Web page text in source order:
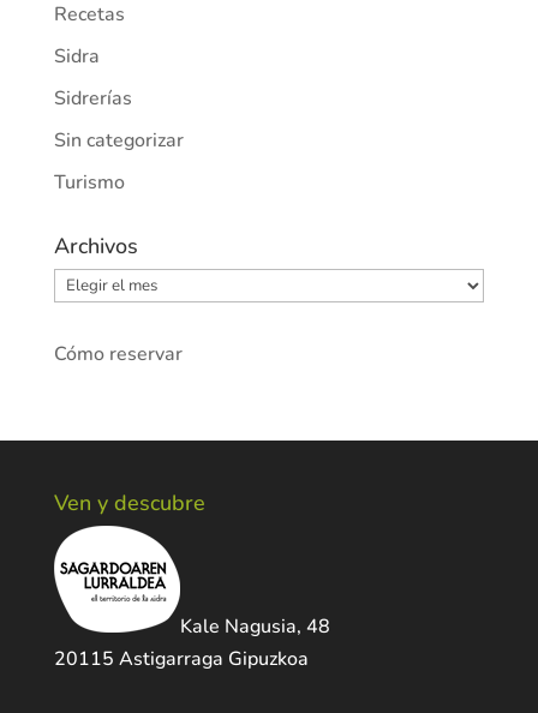
Recetas
Sidra
Sidrerías
Sin categorizar
Turismo
Archivos
Archivos
Cómo reservar
Ven y descubre
Kale Nagusia, 48
20115 Astigarraga Gipuzkoa